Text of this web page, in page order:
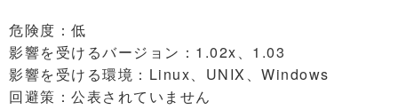
危険度：低
影響を受けるバージョン：1.02x、1.03
影響を受ける環境：Linux、UNIX、Windows
回避策：公表されていません